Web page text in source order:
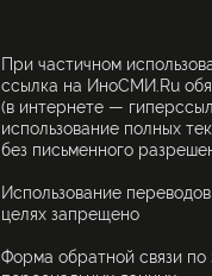
При частичном
ссылка на ИноСМИ.Ru
(в интернете —
использование полных
без письменного
Использование
целях запрещено
Форма обратной связи по